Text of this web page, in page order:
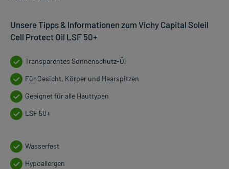
Unsere Tipps & Informationen zum Vichy Capital Soleil
Cell Protect Oil LSF 50+
Transparentes Sonnenschutz-Öl
Für Gesicht, Körper und Haarspitzen
Geeignet für alle Hauttypen
LSF 50+
Wasserfest
Hypoallergen